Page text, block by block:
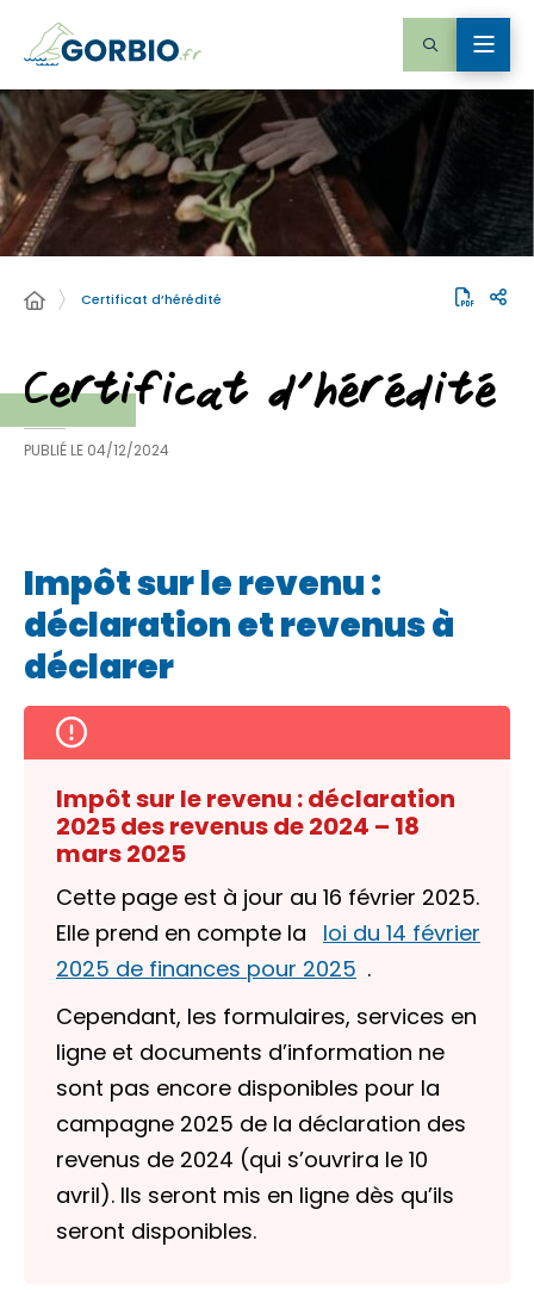
Certificat d’hérédité
Certificat d’hérédité
PUBLIÉ LE 04/12/2024
Impôt sur le revenu :
déclaration et revenus à
déclarer
Impôt sur le revenu : déclaration
2025 des revenus de 2024 – 18
mars 2025
Cette page est à jour au 16 février 2025.
Elle prend en compte la
loi du 14 février
2025 de finances pour 2025 .
Cependant, les formulaires, services en
ligne et documents d’information ne
sont pas encore disponibles pour la
campagne 2025 de la déclaration des
revenus de 2024 (qui s’ouvrira le 10
avril). Ils seront mis en ligne dès qu’ils
seront disponibles.